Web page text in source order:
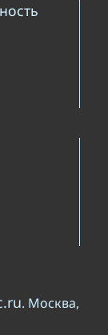
. Москва,